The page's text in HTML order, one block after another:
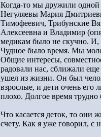
Когда-то мы дружили
Негуляевы Мария
Тимофеевич, Трибунские
Алексеевна и Владимир
медикам было не скучно.
Чудное было время. Мы
Общие интересы,
радовали нас, сближали
ушел из жизни. Он был
взрослые, и дети очень его
плохо. Долгое время
Что касается деток, то они
счету. Как я уже говорил,